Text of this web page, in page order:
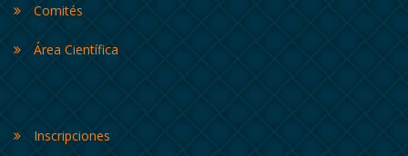
Comités
Área Científica
Inscripciones